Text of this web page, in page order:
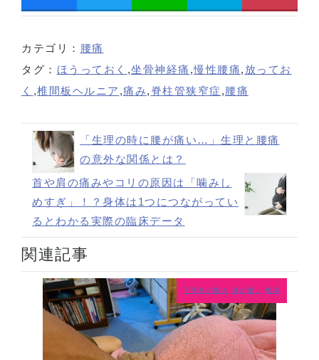
カテゴリ： 腰痛
タグ： ほうっておく ,坐骨神経痛 ,慢性腰痛, 放ってお
く ,椎間板ヘルニア ,痛み, 脊柱管狭窄症 ,腰痛
「生理の時に腰が痛い…」生理と腰痛
の意外な関係とは？
首や肩の痛みやコリの原因は「噛みし
めすぎ」！？身体は1つにつながってい
るとわかる実際の臨床データ
関連記事
下半身の痛み 腰が重い 腰痛